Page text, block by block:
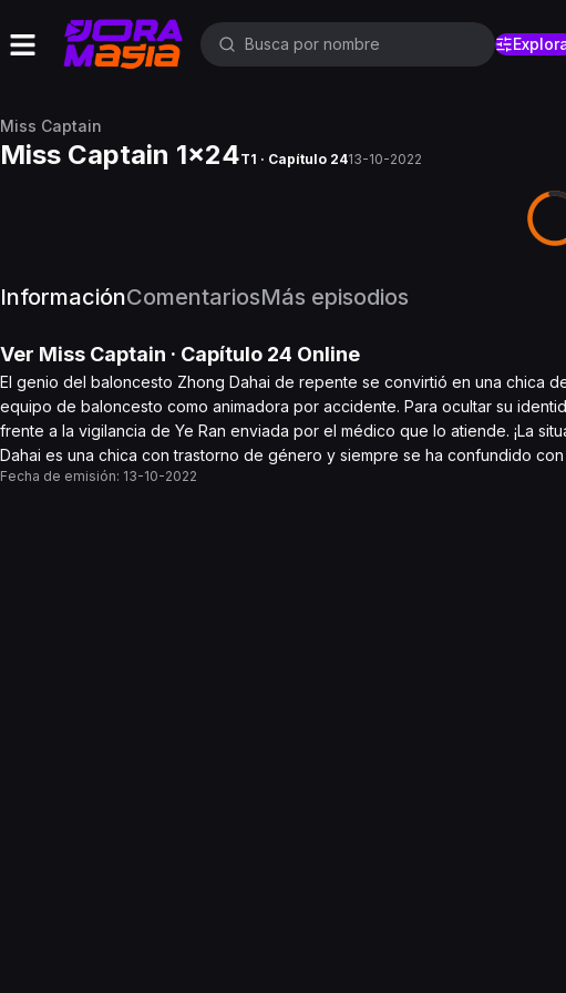
Miss Captain
Miss Captain 1x24T1 · Capítulo 2413-10-2022
InformaciónComentariosMás episodios
Ver Miss Captain · Capítulo 24 Online
El genio del baloncesto Zhong Dahai de repente se convirtió en una chica
equipo de baloncesto como animadora por accidente. Para ocultar su
frente a la vigilancia de Ye Ran enviada por el médico que lo atiende. ¡La
Dahai es una chica con trastorno de género y siempre se ha confundido
Fecha de emisión: 13-10-2022